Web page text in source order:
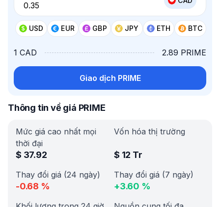
USD EUR GBP JPY ETH BTC
1 CAD 2.89 PRIME
Giao dịch PRIME
Thông tin về giá PRIME
Mức giá cao nhất mọi
thời đại
$ 37.92
Vốn hóa thị trường
$ 12 Tr
Thay đổi giá (24 ngày)
-0.68 %
Thay đổi giá (7 ngày)
+3.60 %